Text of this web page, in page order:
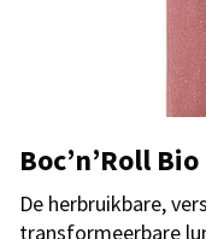
Boc’n’Roll Bio
De herbruikbare,
transformeerbare